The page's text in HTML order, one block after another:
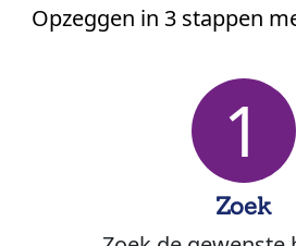
Opzeggen in 3 stappen
1
Zoek